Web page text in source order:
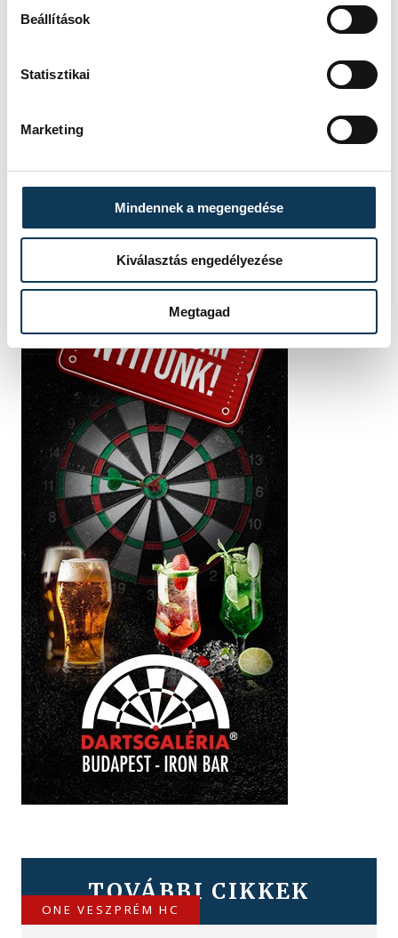
Beállítások
Statisztikai
Marketing
Mindennek a megengedése
Kiválasztás engedélyezése
Megtagad
TOVÁBBI CIKKEK
ONE VESZPRÉM HC